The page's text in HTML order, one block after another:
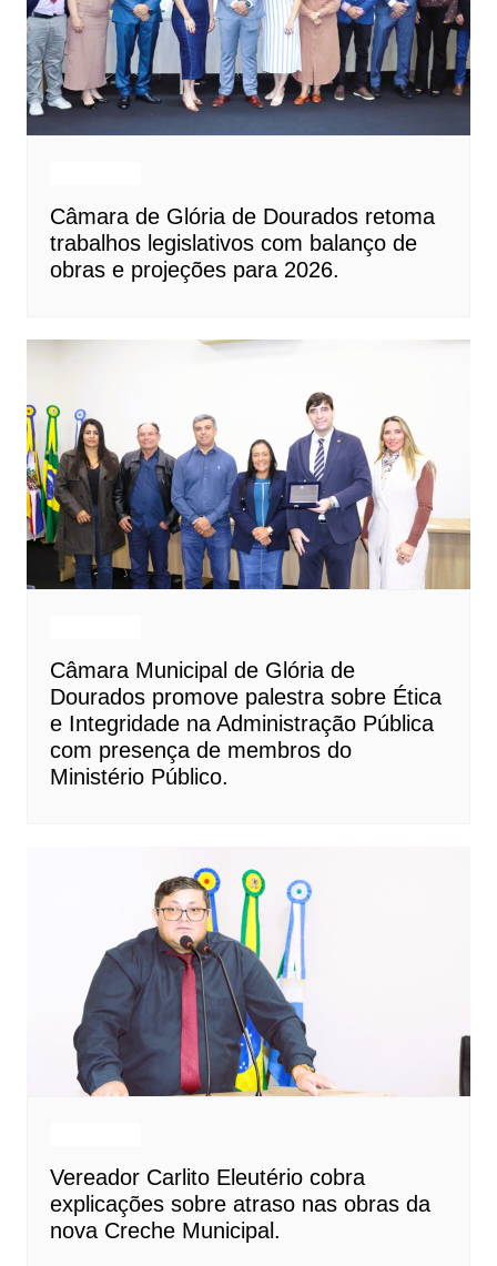
Câmara de Glória de Dourados retoma
trabalhos legislativos com balanço de
obras e projeções para 2026.
Câmara Municipal de Glória de
Dourados promove palestra sobre Ética
e Integridade na Administração Pública
com presença de membros do
Ministério Público.
Vereador Carlito Eleutério cobra
explicações sobre atraso nas obras da
nova Creche Municipal.